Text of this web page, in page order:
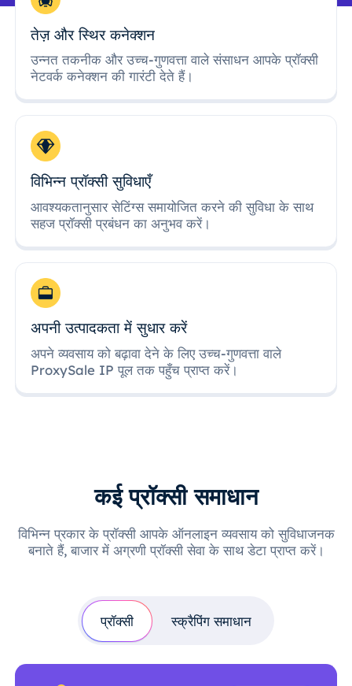
तेज़ और स्थिर कनेक्शन
उन्नत तकनीक और उच्च-गुणवत्ता वाले संसाधन आपके प्रॉक्सी
नेटवर्क कनेक्शन की गारंटी देते हैं।
विभिन्न प्रॉक्सी सुविधाएँ
आवश्यकतानुसार सेटिंग्स समायोजित करने की सुविधा के साथ
सहज प्रॉक्सी प्रबंधन का अनुभव करें।
अपनी उत्पादकता में सुधार करें
अपने व्यवसाय को बढ़ावा देने के लिए उच्च-गुणवत्ता वाले
ProxySale IP पूल तक पहुँच प्राप्त करें।
कई प्रॉक्सी समाधान
विभिन्न प्रकार के प्रॉक्सी आपके ऑनलाइन व्यवसाय को सुविधाजनक
बनाते हैं, बाजार में अग्रणी प्रॉक्सी सेवा के साथ डेटा प्राप्त करें।
प्रॉक्सी स्क्रैपिंग समाधान